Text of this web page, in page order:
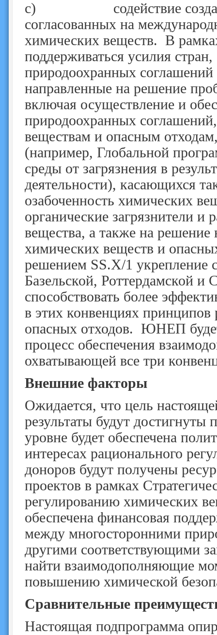
c) содействие
согласованных на
химических веществ. В
поддерживаться усилия
природоохранных соглашений
направленные на решение
включая осуществление и
природоохранных
веществам и опасным
(например, Глобальной
среды от загрязнения в
деятельности), касающихся
озабоченность химических
органические загрязнители
вещества, а также на
химических веществ и
решением SS.X/1 укрепление
Базельской, Роттердамской
способствовать более
в этих конвенциях принципов
опасных отходов. ЮНЕП
процесс обеспечения
охватывающей все три
Внешние факторы
Ожидается, что цель
результаты будут
уровне будет обеспечена
интересах рационального
доноров будут получены
проектов в рамках
регулированию химических
обеспечена финансовая
между многосторонними
другими соответствующими
найти взаимодополняющие
повышению химической
Сравнительные
Настоящая подпрограмма